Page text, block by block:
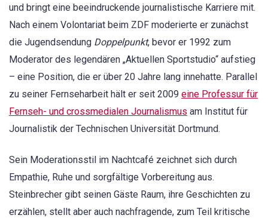
und bringt eine beeindruckende journalistische Karriere mit.
Nach einem Volontariat beim ZDF moderierte er zunächst
die Jugendsendung Doppelpunkt, bevor er 1992 zum
Moderator des legendären „Aktuellen Sportstudio“ aufstieg
– eine Position, die er über 20 Jahre lang innehatte. Parallel
zu seiner Fernseharbeit hält er seit 2009 eine Professur für
Fernseh- und crossmedialen Journalismus am Institut für
Journalistik der Technischen Universität Dortmund.
Sein Moderationsstil im Nachtcafé zeichnet sich durch
Empathie, Ruhe und sorgfältige Vorbereitung aus.
Steinbrecher gibt seinen Gäste Raum, ihre Geschichten zu
erzählen, stellt aber auch nachfragende, zum Teil kritische